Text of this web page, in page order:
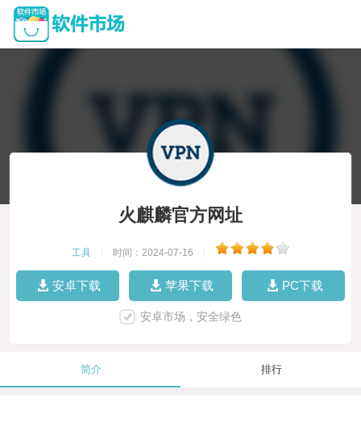
火麒麟官方网址
工具 时间：2024-07-16
安卓下载 苹果下载 PC下载
安卓市场，安全绿色
简介 排行